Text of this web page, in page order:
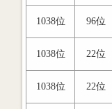
1038位 96位
1038位 22位
1038位 22位